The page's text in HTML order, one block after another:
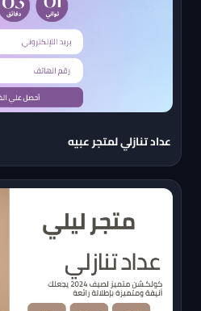
عداد تنازلي لمتجر عبيه